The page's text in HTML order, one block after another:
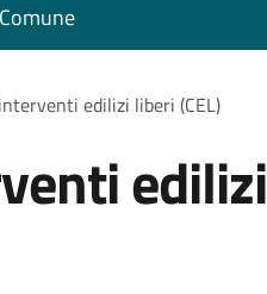
edilizi liberi (CEL)
edilizi